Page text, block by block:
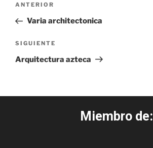
ANTERIOR
Varia architectonica
SIGUIENTE
Arquitectura azteca
Miembro de: